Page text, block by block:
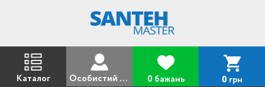
Каталог Особистий кабінет 0 бажань 0 грн